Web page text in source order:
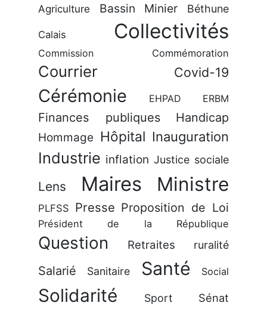
Agriculture Bassin Minier Béthune
Calais Collectivités
Commission Commémoration
Courrier Covid-19
Cérémonie EHPAD ERBM
Finances publiques Handicap
Hommage Hôpital Inauguration
Industrie inflation Justice sociale
Lens Maires Ministre
PLFSS Presse Proposition de Loi
Président de la République
Question Retraites ruralité
Salarié Sanitaire Santé Social
Solidarité Sport Sénat